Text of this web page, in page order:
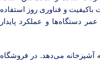
و فناوری روز استفاده
دستگاه‌ها و عملکرد پایدار
آشپزخانه می‌دهد. در فروشگاه